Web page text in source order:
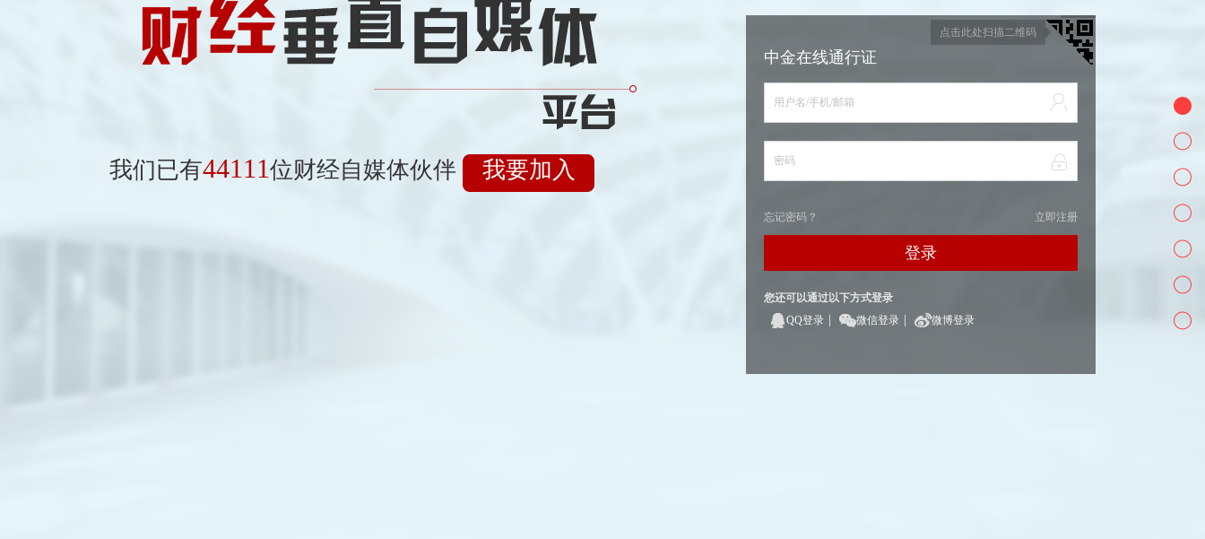
我们已有44111位财经自媒体伙伴 我要加入
点击此处扫描二维码
中金在线通行证
用户名/手机/邮箱
密码
立即注册
忘记密码？
登录
您还可以通过以下方式登录
QQ登录
微信登录 微博登录